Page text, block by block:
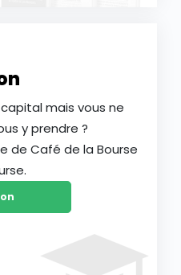
mais vous ne
y prendre ?
de Café de la Bourse